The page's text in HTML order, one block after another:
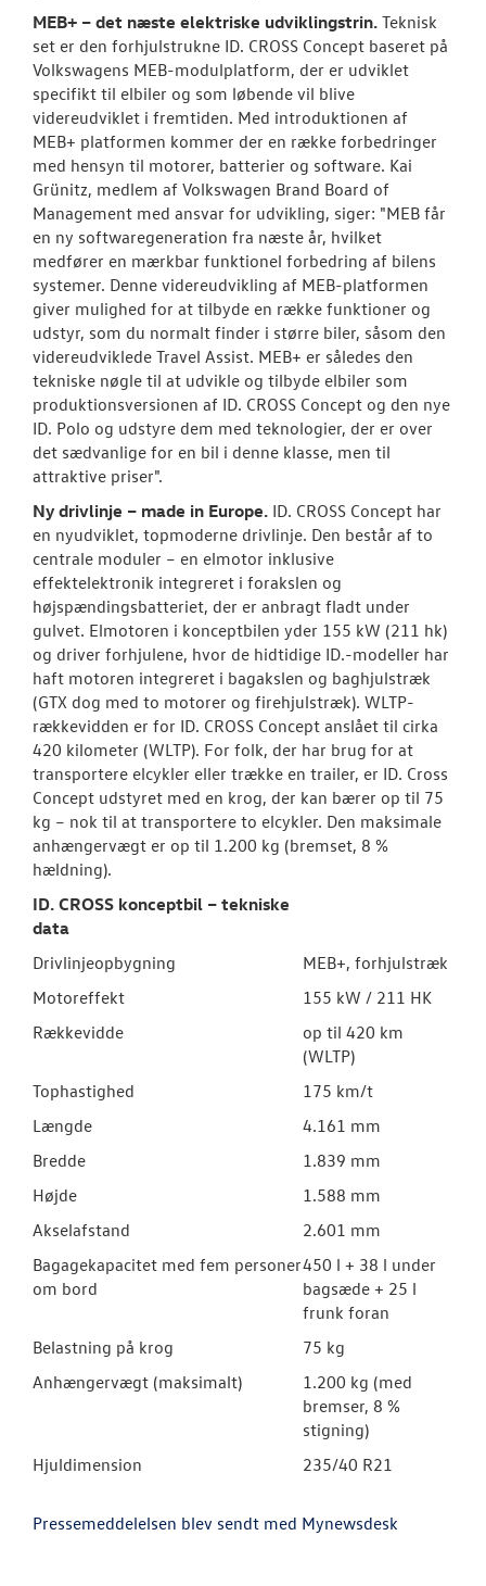
MEB+ – det næste elektriske udviklingstrin. Teknisk
set er den forhjulstrukne ID. CROSS Concept baseret på
Volkswagens MEB-modulplatform, der er udviklet
specifikt til elbiler og som løbende vil blive
videreudviklet i fremtiden. Med introduktionen af
MEB+ platformen kommer der en række forbedringer
med hensyn til motorer, batterier og software. Kai
Grünitz, medlem af Volkswagen Brand Board of
Management med ansvar for udvikling, siger: "MEB får
en ny softwaregeneration fra næste år, hvilket
medfører en mærkbar funktionel forbedring af bilens
systemer. Denne videreudvikling af MEB-platformen
giver mulighed for at tilbyde en række funktioner og
udstyr, som du normalt finder i større biler, såsom den
videreudviklede Travel Assist. MEB+ er således den
tekniske nøgle til at udvikle og tilbyde elbiler som
produktionsversionen af ID. CROSS Concept og den nye
ID. Polo og udstyre dem med teknologier, der er over
det sædvanlige for en bil i denne klasse, men til
attraktive priser".
Ny drivlinje – made in Europe. ID. CROSS Concept har
en nyudviklet, topmoderne drivlinje. Den består af to
centrale moduler – en elmotor inklusive
effektelektronik integreret i forakslen og
højspændingsbatteriet, der er anbragt fladt under
gulvet. Elmotoren i konceptbilen yder 155 kW (211 hk)
og driver forhjulene, hvor de hidtidige ID.-modeller har
haft motoren integreret i bagakslen og baghjulstræk
(GTX dog med to motorer og firehjulstræk). WLTP-
rækkevidden er for ID. CROSS Concept anslået til cirka
420 kilometer (WLTP). For folk, der har brug for at
transportere elcykler eller trække en trailer, er ID. Cross
Concept udstyret med en krog, der kan bærer op til 75
kg – nok til at transportere to elcykler. Den maksimale
anhængervægt er op til 1.200 kg (bremset, 8 %
hældning).
ID. CROSS konceptbil – tekniske
data
Drivlinjeopbygning
MEB+, forhjulstræk
Motoreffekt
155 kW / 211 HK
Rækkevidde
op til 420 km
(WLTP)
Tophastighed
175 km/t
Længde
4.161 mm
Bredde
1.839 mm
Højde
1.588 mm
Akselafstand
2.601 mm
Bagagekapacitet med fem personer
om bord
450 l + 38 l under
bagsæde + 25 l
frunk foran
Belastning på krog
75 kg
Anhængervægt (maksimalt)
1.200 kg (med
bremser, 8 %
stigning)
Hjuldimension
235/40 R21
Pressemeddelelsen blev sendt med Mynewsdesk